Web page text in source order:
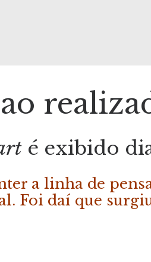
é exibido dia
a linha de
Foi daí que